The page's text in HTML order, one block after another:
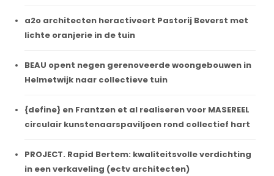
a2o architecten heractiveert Pastorij Beverst met
lichte oranjerie in de tuin
BEAU opent negen gerenoveerde woongebouwen in
Helmetwijk naar collectieve tuin
{define} en Frantzen et al realiseren voor MASEREEL
circulair kunstenaarspaviljoen rond collectief hart
PROJECT. Rapid Bertem: kwaliteitsvolle verdichting
in een verkaveling (ectv architecten)